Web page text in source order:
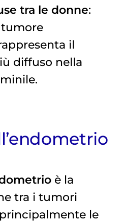
tra le donne:
tumore
il
diffuso nella
è la
tra i tumori
le